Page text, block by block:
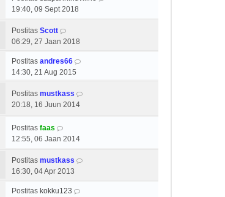
19:40, 09 Sept 2018
Postitas Scott
06:29, 27 Jaan 2018
Postitas andres66
14:30, 21 Aug 2015
Postitas mustkass
20:18, 16 Juun 2014
Postitas faas
12:55, 06 Jaan 2014
Postitas mustkass
16:30, 04 Apr 2013
Postitas kokku123